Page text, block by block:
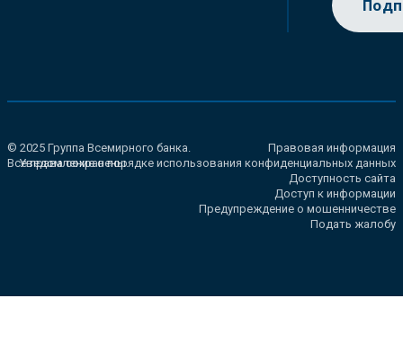
© 2025 Группа Всемирного банка.
Все права сохранены.
Правовая информация
Уведомление о порядке использования конфиденциальных данных
Доступность сайта
Доступ к информации
Предупреждение о мошенничестве
Подать жалобу